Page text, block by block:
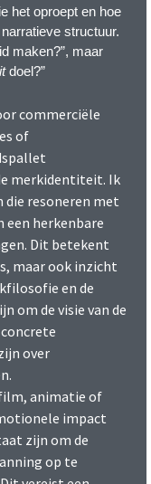
het oproept en hoe
structuur.
maken?”, maar
doel?”
commerciële
of
merkidentiteit. Ik
die resoneren met
een herkenbare
Dit betekent
maar ook inzicht
en de
om de visie van de
over
animatie of
impact
zijn om de
op te